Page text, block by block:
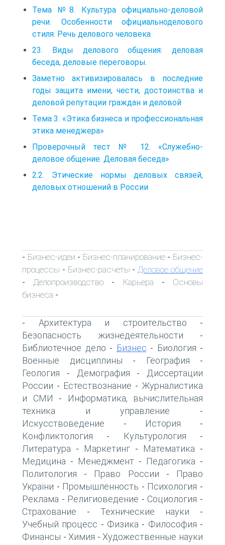
Тема №8. Культура официально-деловой
речи. Особенности официально­делового
стиля. Речь делового человека
23. Виды делового общения: деловая
беседа, деловые переговоры.
Заметно активизировалась в последние
годы защита имени, чести, достоинства и
деловой репутации граждан и деловой
Тема 3. «Этика бизнеса и профессиональная
этика менеджера»
Проверочный тест № 12. «Служебно-
деловое общение. Деловая беседа»
2.2. Этические нормы деловых связей,
деловых отношений в России
- Бизнес-идеи - Бизнес-планирование- Бизнес-
процессы - Бизнес-расчеты - Деловое общение
- Делопроизводство - Карьера - Основы
бизнеса -
- Архитектура и строительство -
Безопасность жизнедеятельности -
Библиотечное дело - Бизнес - Биология -
Военные дисциплины - География -
Геология - Демография -
Диссертации
России - Естествознание - Журналистика
и СМИ -
Информатика, вычислительная
техника и управление -
Искусствоведение - История -
Конфликтология - Культурология -
Литература - Маркетинг - Математика -
Медицина - Менеджмент - Педагогика -
Политология - Право России -
Право
України - Промышленность - Психология -
Реклама - Религиоведение - Социология -
Страхование - Технические науки -
Учебный процесс - Физика - Философия -
Финансы - Химия - Художественные науки